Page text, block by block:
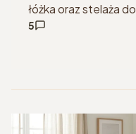
łóżka oraz stelaża
5